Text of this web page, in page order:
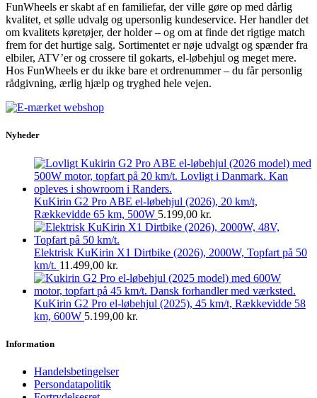
FunWheels er skabt af en familiefar, der ville gøre op med dårlig
kvalitet, et sølle udvalg og upersonlig kundeservice. Her handler det
om kvalitets køretøjer, der holder – og om at finde det rigtige match
frem for det hurtige salg. Sortimentet er nøje udvalgt og spænder fra
elbiler, ATV’er og crossere til gokarts, el-løbehjul og meget mere.
Hos FunWheels er du ikke bare et ordrenummer – du får personlig
rådgivning, ærlig hjælp og tryghed hele vejen.
Nyheder
KuKirin G2 Pro ABE el-løbehjul (2026), 20 km/t,
Rækkevidde 65 km, 500W 5.199,00 kr.
Elektrisk KuKirin X1 Dirtbike (2026), 2000W, Topfart på 50
km/t. 11.499,00 kr.
KuKirin G2 Pro el-løbehjul (2025), 45 km/t, Rækkevidde 58
km, 600W 5.199,00 kr.
Information
Handelsbetingelser
Persondatapolitik